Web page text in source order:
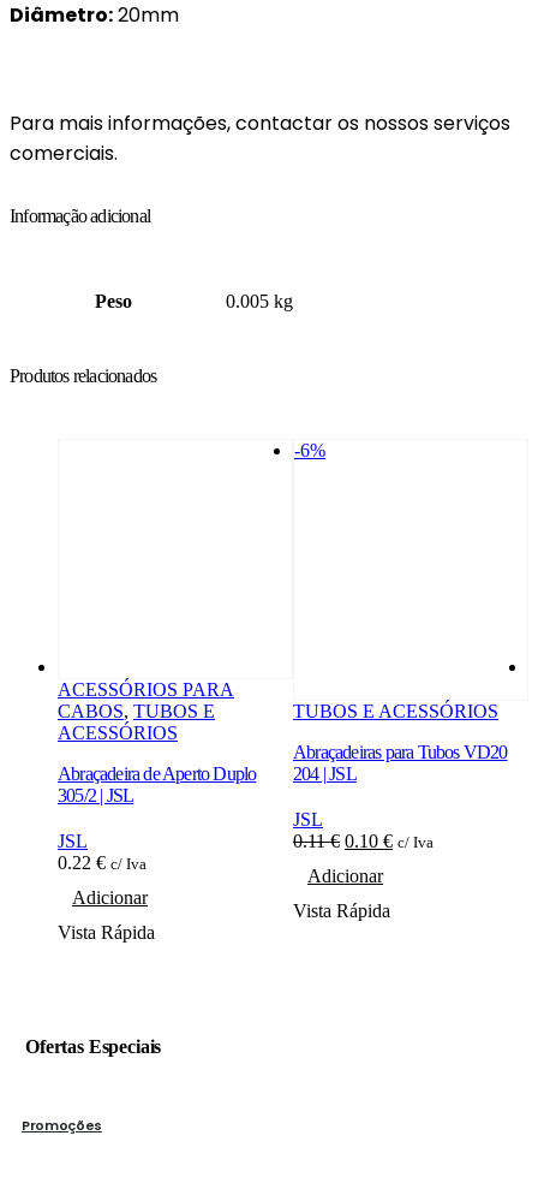
Diâmetro:20mm
Para mais informações, contactar os nossos serviços
comerciais.
Informação adicional
Peso 0.005 kg
Produtos relacionados
ACESSÓRIOS PARA
CABOS, TUBOS E
ACESSÓRIOS
Abraçadeira de Aperto Duplo
305/2 | JSL
JSL
0.22 € c/ Iva
Adicionar
Vista Rápida
-6%
TUBOS E ACESSÓRIOS
Abraçadeiras para Tubos VD20
204 | JSL
JSL
0.11€ O
original
era:
0.11 €.
0.10 €Oc/ Iva
Adicionar
Vista Rápida
Ofertas Especiais
Promoções